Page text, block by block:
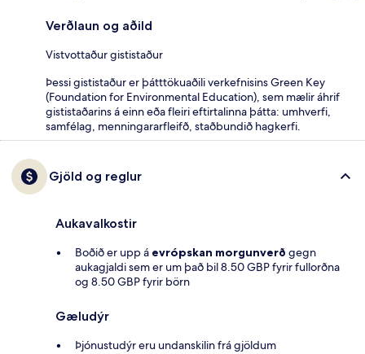
Verðlaun og aðild
Vistvottaður gististaður
Þessi gististaður er þátttökuaðili verkefnisins Green Key
(Foundation for Environmental Education), sem mælir áhrif
gististaðarins á einn eða fleiri eftirtalinna þátta: umhverfi,
samfélag, menningararfleifð, staðbundið hagkerfi.
Gjöld og reglur
Aukavalkostir
Boðið er upp á evrópskan morgunverð gegn
aukagjaldi sem er um það bil 8.50 GBP fyrir fullorðna
og 8.50 GBP fyrir börn
Gæludýr
Þjónustudýr eru undanskilin frá gjöldum